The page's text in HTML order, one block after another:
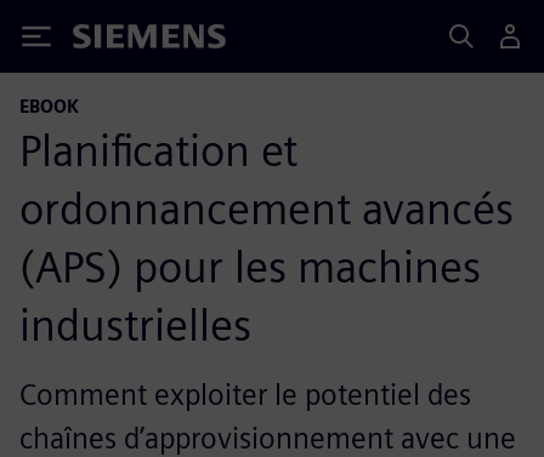
Siemens
EBOOK
Planification et
ordonnancement avancés
(APS) pour les machines
industrielles
Comment exploiter le potentiel des
chaînes d’approvisionnement avec une